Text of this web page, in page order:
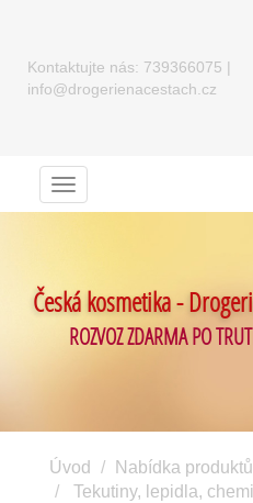
Kontaktujte nás: 739366075 |
info@drogerienacestach.cz
Menu
Česká kosmetika -
ROZVOZ ZDARMA PO
Úvod Nabídka produktů
Tekutiny, lepidla,